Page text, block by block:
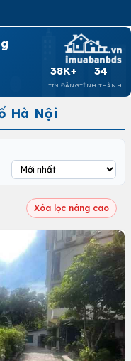
38K+
TIN ĐĂNG
34
TỈNH THÀNH
Hà Nội
Xóa lọc nâng cao